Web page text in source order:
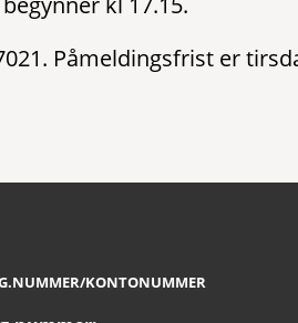
Påmeldingsfrist er
KONTONUMMER